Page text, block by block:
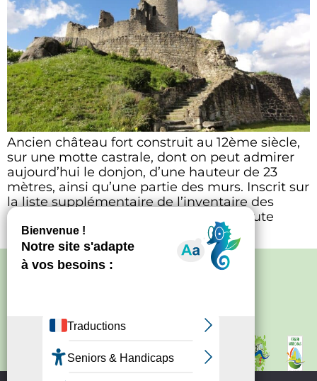
Ancien château fort construit au 12ème siècle,
sur une motte castrale, dont on peut admirer
aujourd’hui le donjon, d’une hauteur de 23
mètres, ainsi qu’une partie des murs. Inscrit sur
la liste supplémentaire de l’inventaire des
monuments historiques. Accès libre toute
l’année.
Site créé par
Politique de confidentialité
Mentions
touristique de Nontron